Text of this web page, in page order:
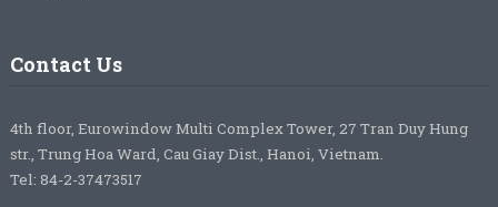
Contact Us
4th floor, Eurowindow Multi Complex Tower, 27 Tran Duy Hung
str., Trung Hoa Ward, Cau Giay Dist., Hanoi, Vietnam.
Tel: 84-2-37473517